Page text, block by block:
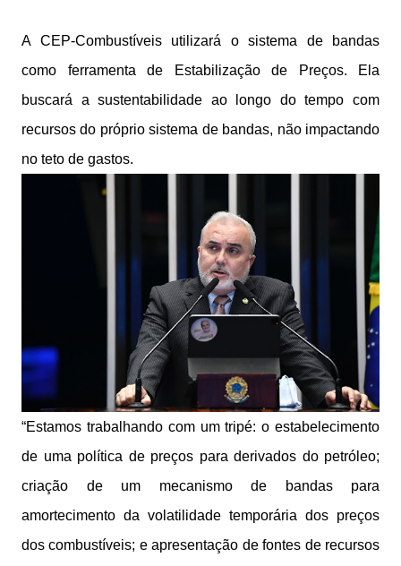
A CEP-Combustíveis utilizará o sistema de bandas
como ferramenta de Estabilização de Preços. Ela
buscará a sustentabilidade ao longo do tempo com
recursos do próprio sistema de bandas, não impactando
no teto de gastos.
“Estamos trabalhando com um tripé: o estabelecimento
de uma política de preços para derivados do petróleo;
criação de um mecanismo de bandas para
amortecimento da volatilidade temporária dos preços
dos combustíveis; e apresentação de fontes de recursos